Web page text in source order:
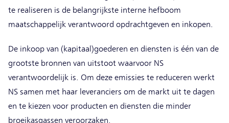
te realiseren is de belangrijkste interne hefboom
maatschappelijk verantwoord opdrachtgeven en inkopen.
De inkoop van (kapitaal)goederen en diensten is één van de
grootste bronnen van uitstoot waarvoor NS
verantwoordelijk is. Om deze emissies te reduceren werkt
NS samen met haar leveranciers om de markt uit te dagen
en te kiezen voor producten en diensten die minder
broeikasgassen veroorzaken.